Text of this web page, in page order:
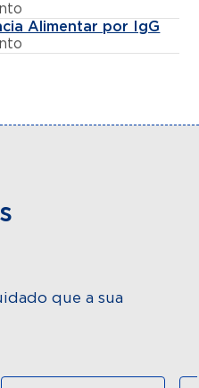
Alimentar por IgG
que a sua